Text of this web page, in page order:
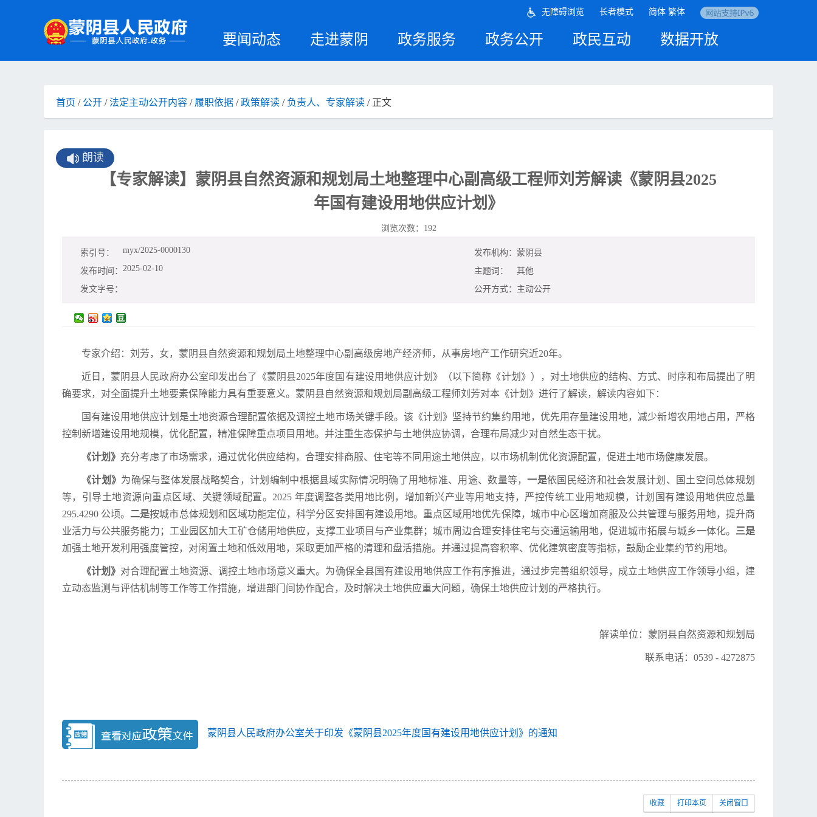
要闻动态 走进蒙阴 政务服务 政务公开 政民互动 数据开放
无障碍浏览 长者模式 简体 繁体
首页 / 公开 /法定主动公开内容 / 履职依据 /政策解读 / 负责人、专家解读 / 正文
朗读
【专家解读】蒙阴县自然资源和规划局土地整理中心副高级工程师刘芳解读《蒙阴县2025
年国有建设用地供应计划》
浏览次数： 192
索引号： myx/2025-0000130 发布机构： 蒙阴县
发布时间： 2025-02-10 主题词：
其他
发文字号：
公开方式： 主动公开
专家介绍：刘芳，女，蒙阴县自然资源和规划局土地整理中心副高级房地产经济师，从事房地产工作研究近20年。
近日，蒙阴县人民政府办公室印发出台了《蒙阴县2025年度国有建设用地供应计划》（以下简称《计划》），对土地供应的结构、方式、时序和布局提出了明
确要求，对全面提升土地要素保障能力具有重要意义。蒙阴县自然资源和规划局副高级工程师刘芳对本《计划》进行了解读，解读内容如下：
国有建设用地供应计划是土地资源合理配置依据及调控土地市场关键手段。该《计划》坚持节约集约用地，优先用存量建设用地，减少新增农用地占用，严格
控制新增建设用地规模，优化配置，精准保障重点项目用地。并注重生态保护与土地供应协调，合理布局减少对自然生态干扰。
《计划》 充分考虑了市场需求，通过优化供应结构，合理安排商服、住宅等不同用途土地供应，以市场机制优化资源配置，促进土地市场健康发展。
《计划》 为确保与整体发展战略契合，计划编制中根据县域实际情况明确了用地标准、用途、数量等，一是依国民经济和社会发展计划、国土空间总体规划
等，引导土地资源向重点区域、关键领域配置。2025 年度调整各类用地比例，增加新兴产业等用地支持，严控传统工业用地规模，计划国有建设用地供应总量
295.4290 公顷。 二是按城市总体规划和区域功能定位，科学分区安排国有建设用地。重点区域用地优先保障，城市中心区增加商服及公共管理与服务用地，提升商
业活力与公共服务能力；工业园区加大工矿仓储用地供应，支撑工业项目与产业集群；城市周边合理安排住宅与交通运输用地，促进城市拓展与城乡一体化。 三是
加强土地开发利用强度管控，对闲置土地和低效用地，采取更加严格的清理和盘活措施。并通过提高容积率、优化建筑密度等指标，鼓励企业集约节约用地。
《计划》 对合理配置土地资源、调控土地市场意义重大。为确保全县国有建设用地供应工作有序推进，通过步完善组织领导，成立土地供应工作领导小组，建
立动态监测与评估机制等工作等工作措施，增进部门间协作配合，及时解决土地供应重大问题，确保土地供应计划的严格执行。
解读单位：蒙阴县自然资源和规划局
联系电话：0539 - 4272875
蒙阴县人民政府办公室关于印发《蒙阴县2025年度国有建设用地供应计划》的通知
收藏 打印本页 关闭窗口